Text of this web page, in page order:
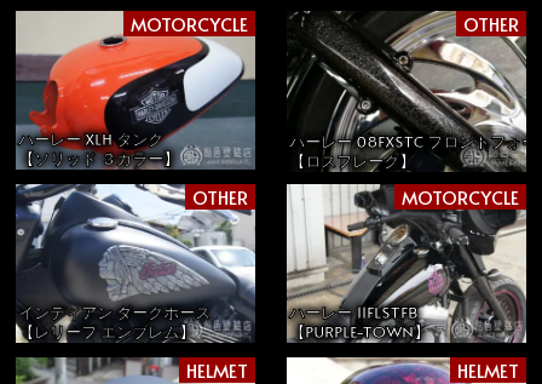
MOTORCYCLE
ハーレー XLH タンク
【ソリッド ３カラー】
OTHER
ハーレー 08FXSTC フロントフォー
【ロスフレーク】
OTHER
インディアン ダークホース
【レリーフ エンブレム】
MOTORCYCLE
ハーレー 11FLSTFB
【PURPLE-TOWN】
HELMET HELMET